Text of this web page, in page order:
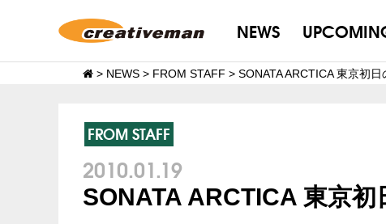
NEWS
> NEWS > FROM STAFF > SONATA ARCTICA 東京初
FROM STAFF
2010.01.19
SONATA ARCTICA 東京